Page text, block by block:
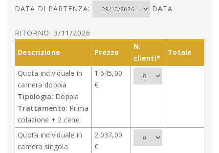
DATA DI PARTENZA: DATA
RITORNO: 3/11/2026
Descrizione Prezzo
N.
clienti*
Totale
Quota individuale in
camera doppia
Tipologia: Doppia
Trattamento: Prima
colazione + 2 cene
1.645,00
€
Quota individuale in
camera singola
2.037,00
€